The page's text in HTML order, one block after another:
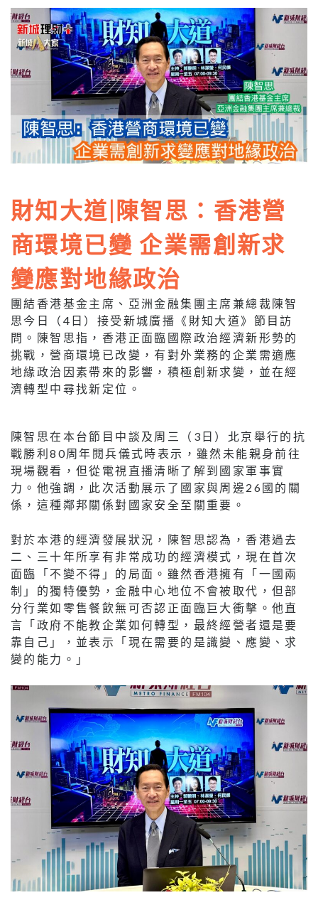
財知大道|陳智思：香港營
商環境已變 企業需創新求
變應對地緣政治
團結香港基金主席、亞洲金融集團主席兼總裁陳智
思今日（4日）接受新城廣播《財知大道》節目訪
問。陳智思指，香港正面臨國際政治經濟新形勢的
挑戰，營商環境已改變，有對外業務的企業需適應
地緣政治因素帶來的影響，積極創新求變，並在經
濟轉型中尋找新定位。
陳智思在本台節目中談及周三（3日）北京舉行的抗
戰勝利80周年閱兵儀式時表示，雖然未能親身前往
現場觀看，但從電視直播清晰了解到國家軍事實
力。他強調，此次活動展示了國家與周邊26國的關
係，這種鄰邦關係對國家安全至關重要。
對於本港的經濟發展狀況，陳智思認為，香港過去
二、三十年所享有非常成功的經濟模式，現在首次
面臨「不變不得」的局面。雖然香港擁有「一國兩
制」的獨特優勢，金融中心地位不會被取代，但部
分行業如零售餐飲無可否認正面臨巨大衝擊。他直
言「政府不能教企業如何轉型，最終經營者還是要
靠自己」，並表示「現在需要的是識變、應變、求
變的能力。」